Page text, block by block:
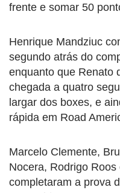
frente e somar 50
Henrique Mandziuc
segundo atrás do
enquanto que Renato
chegada a quatro
largar dos boxes, e
rápida em Road
Marcelo Clemente,
Nocera, Rodrigo
completaram a prova